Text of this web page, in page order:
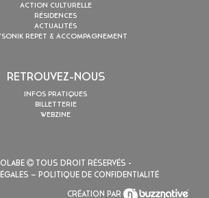
ACTION CULTURELLE
RÉSIDENCES
ACTUALITÉS
REPET & ACCOMPAGNEMENT
RETROUVEZ-NOUS
INFOS PRATIQUES
BILLETTERIE
WEBZINE
TOUS DROIT RÉSERVÉS -
– POLITIQUE DE CONFIDENTIALITÉ
CRÉATION PAR